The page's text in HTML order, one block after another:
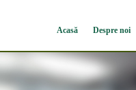
Acasă Despre noi